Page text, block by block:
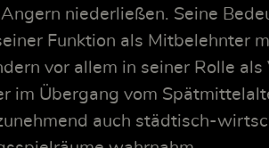
niederließen. Seine
Funktion als Mitbelehnter
vor allem in seiner Rolle
im Übergang vom
auch städtisch-